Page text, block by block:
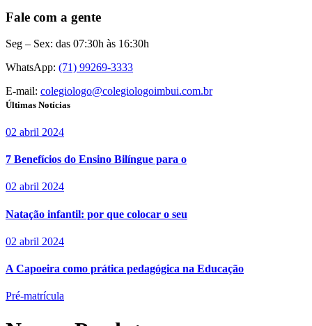
Fale com a gente
Seg – Sex: das 07:30h às 16:30h
WhatsApp: (71) 99269-3333
E-mail: colegiologo@colegiologoimbui.com.br
Últimas Notícias
02 abril 2024
7 Benefícios do Ensino Bilíngue para o
02 abril 2024
Natação infantil: por que colocar o seu
02 abril 2024
A Capoeira como prática pedagógica na Educação
Pré-matrícula